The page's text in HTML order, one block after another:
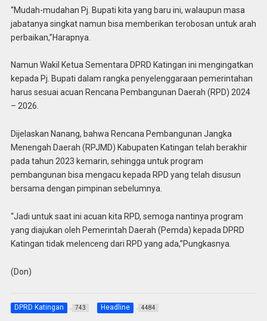
“Mudah-mudahan Pj. Bupati kita yang baru ini, walaupun masa
jabatanya singkat namun bisa memberikan terobosan untuk arah
perbaikan,”Harapnya.
Namun Wakil Ketua Sementara DPRD Katingan ini mengingatkan
kepada Pj. Bupati dalam rangka penyelenggaraan pemerintahan
harus sesuai acuan Rencana Pembangunan Daerah (RPD) 2024
– 2026.
Dijelaskan Nanang, bahwa Rencana Pembangunan Jangka
Menengah Daerah (RPJMD) Kabupaten Katingan telah berakhir
pada tahun 2023 kemarin, sehingga untuk program
pembangunan bisa mengacu kepada RPD yang telah disusun
bersama dengan pimpinan sebelumnya.
“Jadi untuk saat ini acuan kita RPD, semoga nantinya program
yang diajukan oleh Pemerintah Daerah (Pemda) kepada DPRD
Katingan tidak melenceng dari RPD yang ada,”Pungkasnya.
(Don)
DPRD Katingan 743 Headline 4484